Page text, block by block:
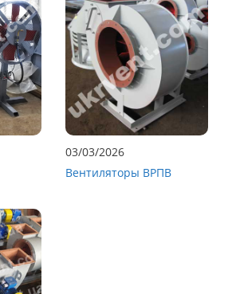
03/03/2026
Вентиляторы ВРПВ